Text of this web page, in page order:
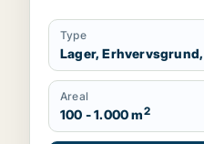
Type
Lager, Erhvervsgrund,
Areal
100 - 1.000 m2